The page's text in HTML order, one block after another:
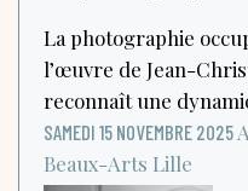
La photographie
l’œuvre de Jean-
reconnaît une
SAMEDI 15 NOVEMBRE 2025
Beaux-Arts Lille